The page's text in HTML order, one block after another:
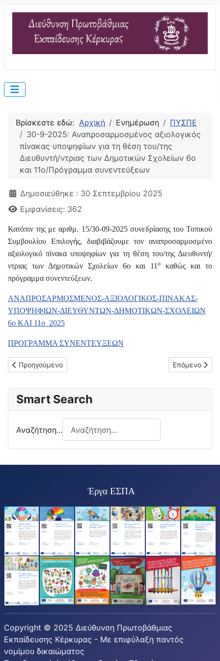
Βρίσκεστε εδώ: Αρχική Ενημέρωση
ΠΥΣΠΕ
30-9-2025: Αναπροσαρμοσμένος αξιολογικός
πίνακας υποψηφίων για τη θέση του/της
Διευθυντή/ντριας των Δημοτικών Σχολείων 6ο
και 11ο/Πρόγραμμα συνεντεύξεων
Λεπτομέρειες
Δημοσιεύθηκε : 30 Σεπτεμβρίου 2025
Εμφανίσεις: 362
Κατόπιν της με αριθμ. 15/30-09-2025 συνεδρίασης του Τοπικού
Συμβουλίου Επιλογής, διαβιβάζουμε τον αναπροσαρμοσμένο
αξιολογικό πίνακα υποψηφίων για τη θέση του/της Διευθυντή/
ντριας των Δημοτικών Σχολείων 6ο και 11 ο
καθώς και το
πρόγραμμα συνεντεύξεων.
ΑΝΑΠΡΟΣΑΡΜΟΣΜΕΝΟΣ-ΑΞΙΟΛΟΓΙΚΟΣ-ΠΙΝΑΚΑΣ-
ΥΠΟΨΗΦΙΩΝ-ΔΙΕΥΘΥΝΤΩΝ-ΔΗΜΟΤΙΚΩΝ-ΣΧΟΛΕΙΩΝ
6ο ΚΑΙ 11ο_2025
ΠΡΟΓΡΑΜΜΑ ΣΥΝΕΝΤΕΥΞΕΩΝ
Προηγούμενο άρθρο: 1-10-2025: ΤΡΟΠΟΠΟΙΗΣΗ
Προηγούμενο Επόμενο
Επόμενο
Smart Search
Αναζήτηση...
Έργα ΕΣΠΑ
Copyright © 2025 Διεύθυνση Πρωτοβάθμιας
Εκπαίδευσης Κέρκυρας - Με επιφύλαξη παντός
νομίμου δικαιώματος